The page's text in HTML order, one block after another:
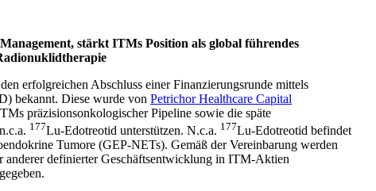
stärkt ITMs Position als global führendes
erfolgreichen Abschluss einer Finanzierungsrunde mittels
bekannt. Diese wurde von Petrichor Healthcare Capital
präzisionsonkologischer Pipeline sowie die späte
177Lu-Edotreotid unterstützen. N.c.a. 177Lu-Edotreotid befindet
Tumore (GEP-NETs). Gemäß der Vereinbarung werden
anderer definierter Geschäftsentwicklung in ITM-Aktien